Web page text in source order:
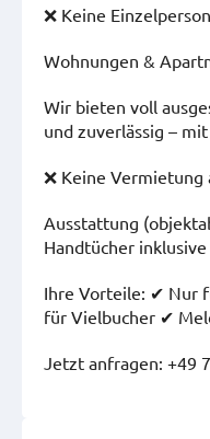
❌ Keine
Wohnungen &
Wir bieten voll
und zuverlässig –
❌ Keine
Ausstattung
Handtücher
Ihre Vorteile: ✔ Nur
für Vielbucher ✔
Jetzt anfragen: +49